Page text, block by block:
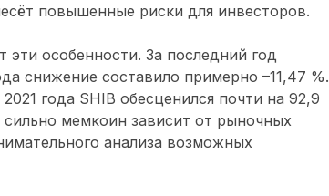
повышенные риски для инвесторов.
особенности. За последний год
снижение составило примерно –11,47 %.
года SHIB обесценился почти на 92,9
мемкоин зависит от рыночных
анализа возможных